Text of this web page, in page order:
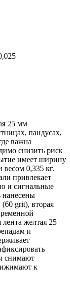
25 мм
пандусах,
важна
снизить риск
имеет ширину
0,335 кг.
привлекает
и сигнальные
нанесены
(60 grit), вторая
желтая 25
и
снимают
к